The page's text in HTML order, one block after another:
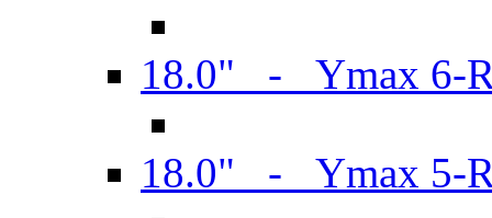
18.0" - Ymax 6-
18.0" - Ymax 5-